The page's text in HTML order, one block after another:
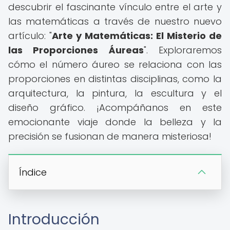
descubrir el fascinante vínculo entre el arte y
las matemáticas a través de nuestro nuevo
artículo: "Arte y Matemáticas: El Misterio de
las Proporciones Áureas". Exploraremos
cómo el número áureo se relaciona con las
proporciones en distintas disciplinas, como la
arquitectura, la pintura, la escultura y el
diseño gráfico. ¡Acompáñanos en este
emocionante viaje donde la belleza y la
precisión se fusionan de manera misteriosa!
Índice
Introducción